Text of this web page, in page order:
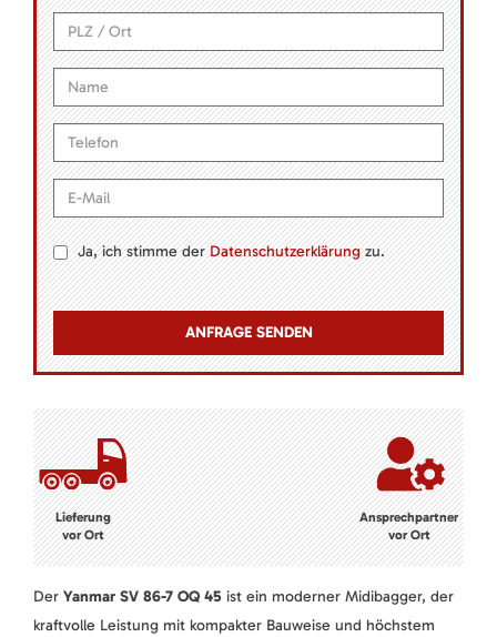
Ja, ich stimme derDatenschutzerklärungzu.
Lieferung
vor Ort
Ansprechpartner
vor Ort
Der Yanmar SV 86-7 OQ 45 ist ein moderner Midibagger, der
kraftvolle Leistung mit kompakter Bauweise und höchstem